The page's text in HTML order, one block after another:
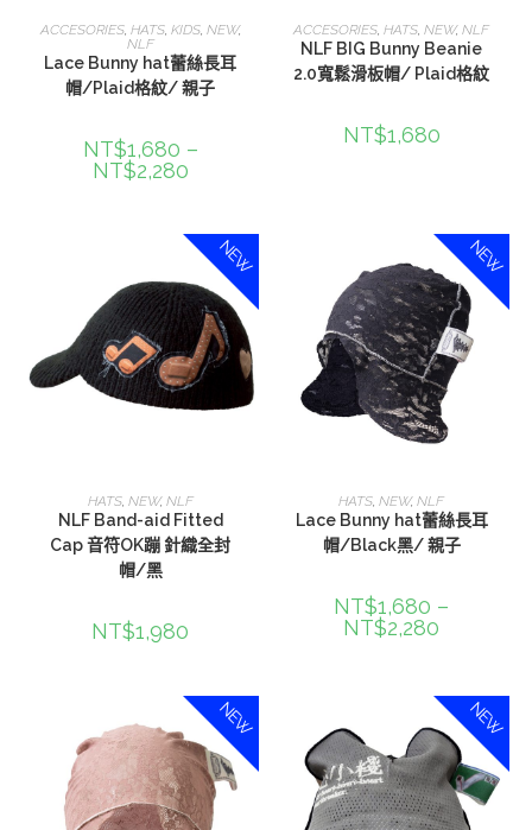
選擇規格
ACCESORIES, HATS, KIDS, NEW,
NLF
Lace Bunny hat蕾絲長耳
帽/Plaid格紋/ 親子
NT$1,680 –
NT$2,280
加入購物車
ACCESORIES ,HATS ,NEW,NLF
NLF BIG Bunny Beanie
2.0寬鬆滑板帽/ Plaid格紋
NT$1,680
NEW
加入購物車
HATS, NEW, NLF
NLF Band-aid Fitted
Cap 音符OK蹦 針織全封
帽/黑
NT$1,980
NEW
選擇規格
HATS,NEW,NLF
Lace Bunny hat蕾絲長耳
帽/Black黑/ 親子
NT$1,680 –
NT$2,280
NEW NEW